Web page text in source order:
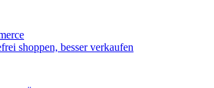
shoppen, besser verkaufen